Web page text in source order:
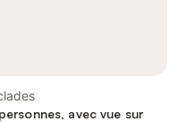
avec vue sur